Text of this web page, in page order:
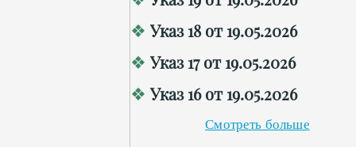
Указ 18 от 19.05.2026
Указ 17 от 19.05.2026
Указ 16 от 19.05.2026
Смотреть больше